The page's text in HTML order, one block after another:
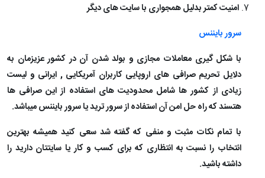
امنیت کمتر بدلیل همجواری با سایت های دیگر
سرور بایننس
با شکل گیری معاملات مجازی و بولد شدن آن در کشور عزیزمان به
دلایل تحریم صرافی های اروپایی کاربران آمریکایی , ایرانی و لیست
زیادی از کشور ها شامل محدودیت های استفاده از این صرافی ها
هتسند که راه حل امن آن استفاده از سرور ترید یا سرور بایننس میباشد.
با تمام نکات مثبت و منفی که گفته شد سعی کنید همیشه بهترین
انتخاب را نسبت به انتظاری که برای کسب و کار یا سایتتان دارید را
داشته باشید.